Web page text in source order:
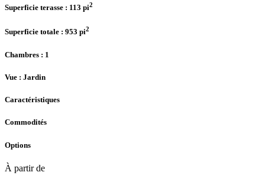
Superficie terasse : 113 pi2
Superficie totale : 953 pi2
Chambres : 1
Vue : Jardin
Caractéristiques
Commodités
Options
À partir de